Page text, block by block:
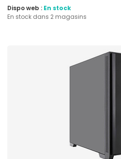
Dispo web : En stock
En stock dans 2 magasins